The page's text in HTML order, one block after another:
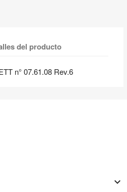
del producto
n° 07.61.08 Rev.6
